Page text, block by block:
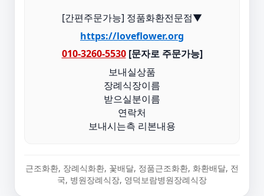
[간편주문가능] 정품화환전문점▼
https://loveflower.org
010-3260-5530[문자로 주문가능]
보내실상품
장례식장이름
받으실분이름
연락처
보내시는측 리본내용
근조화환, 장례식화환, 꽃배달, 정품근조화환, 화환배달, 전
국, 병원장례식장, 영덕보람병원장례식장